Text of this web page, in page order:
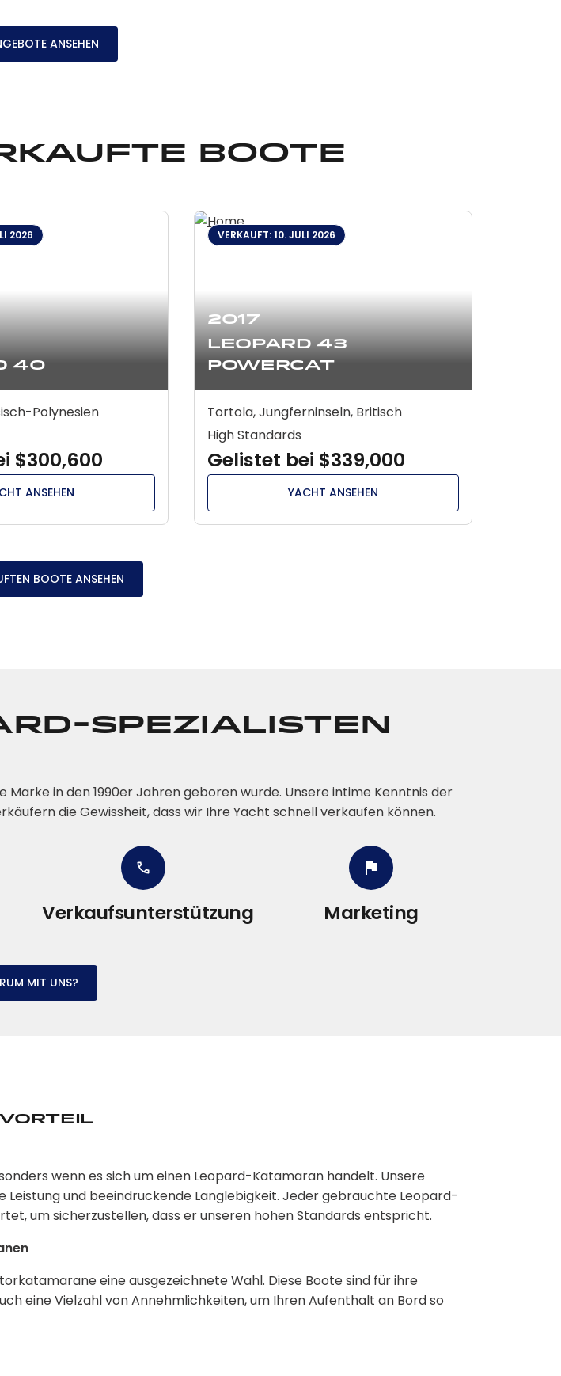
ANSEHEN
Boote
40
2026
Polynesien
$300,600
ANSEHEN
2017
Leopard 43
Powercat
VERKAUFT: 10. JULI 2026
Tortola, Jungferninseln, Britisch
High Standards
Gelistet bei $339,000
YACHT ANSEHEN
BOOTE ANSEHEN
Spezialisten
in den 1990er Jahren geboren wurde. Unsere intime Kenntnis der
die Gewissheit, dass wir Ihre Yacht schnell verkaufen können.
Verkaufsunterstützung Marketing
MIT UNS?
Vorteil
wenn es sich um einen Leopard-Katamaran handelt. Unsere
und beeindruckende Langlebigkeit. Jeder gebrauchte Leopard-
um sicherzustellen, dass er unseren hohen Standards entspricht.
eine ausgezeichnete Wahl. Diese Boote sind für ihre
eine Vielzahl von Annehmlichkeiten, um Ihren Aufenthalt an Bord so